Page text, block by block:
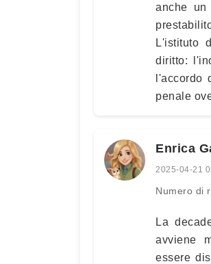
anche
L'istituto
diritto:
l'accordo
penale
Enrica
2025-04-21
Numero di
La
avviene
essere